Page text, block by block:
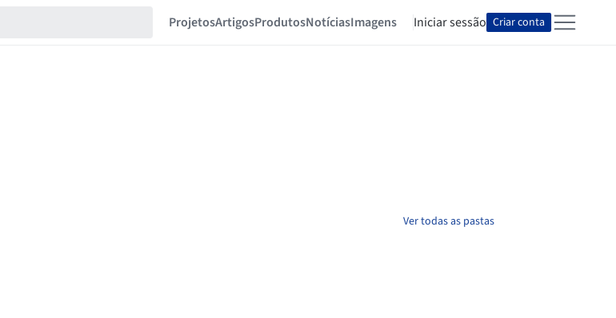
ProjetosArtigosProdutosNotíciasImagens Iniciar sessão Criar conta
Ver todas as pastas